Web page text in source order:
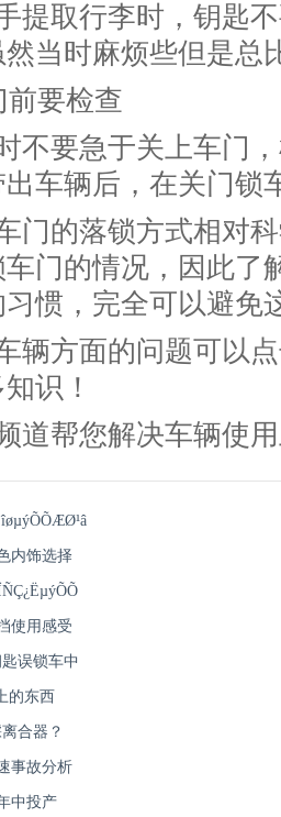
行李时，钥匙不
当时麻烦些但是总
前要检查
急于关上车门，
车辆后，在关门锁
落锁方式相对科
门的情况，因此了
惯，完全可以避免
辆方面的问题可以
识！
道帮您解决车辆使
内饰选择
使用感受
误锁车中
的东西
合器？
事故分析
中投产